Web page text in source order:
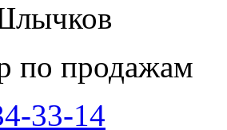
по продажам
33-14